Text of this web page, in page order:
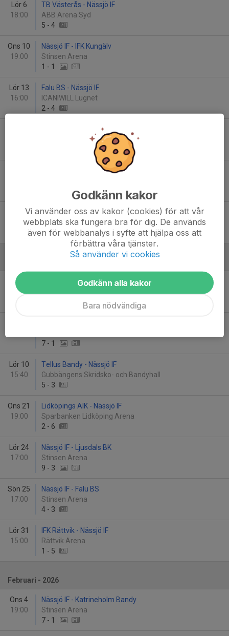
Lör 6
18:00
TB Västerås - Nässjö IF
ABB Arena Syd
5 - 4
Ons 10
19:00
Nässjö IF - IFK Kungälv
Stinsen Arena
1 - 1
Lör 13
16:00
Falu BS - Nässjö IF
ICANIWILL Lugnet
2 - 4
Nässjö IF - Tellus Bandy
Nässjö IF - IFK Rättvik
Fre 26
13:15
Tranås BoIS - Nässjö IF
OEM Arena, Tranås
2 -4
Fre 2
19:00
Örebro SK Bandy - Nässjö IF
7 - 1
Lör 10
15:40
Tellus Bandy - Nässjö IF
Gubbängens Skridsko- och Bandyhall
5 - 3
Ons 21
19:00
Lidköpings AIK - Nässjö IF
Sparbanken Lidköping Arena
2 - 6
Lör 24
17:00
Nässjö IF - Ljusdals BK
Stinsen Arena
9 - 3
Sön 25
17:00
Nässjö IF - Falu BS
Stinsen Arena
4 - 3
Lör 31
15:00
IFK Rättvik - Nässjö IF
Rättvik Arena
1 - 5
Februari - 2026
Ons 4
19:00
Nässjö IF - Katrineholm Bandy
Stinsen Arena
7 - 1
Godkänn kakor
Vi använder oss av kakor (cookies) för att vår
webbplats ska fungera bra för dig. De används
även för webbanalys i syfte att hjälpa oss att
förbättra våra tjänster.
Så använder vi cookies
Godkänn alla kakor
Bara nödvändiga